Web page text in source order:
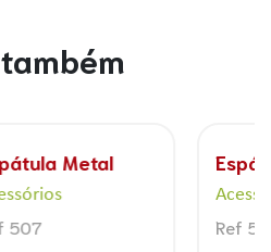
também
Espátula Plástica
Acessórios